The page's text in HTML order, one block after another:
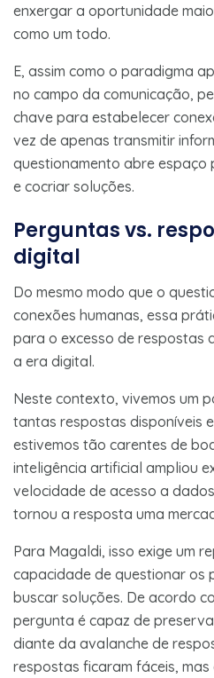
enxergar a oportunidade
como um todo.
E, assim como o paradigma
no campo da comunicação,
chave para estabelecer
vez de apenas transmitir
questionamento abre espaço
e cocriar soluções.
Perguntas vs.
digital
Do mesmo modo que o
conexões humanas, essa
para o excesso de respostas
a era digital.
Neste contexto, vivemos um
tantas respostas disponíveis
estivemos tão carentes de
inteligência artificial ampliou
velocidade de acesso a
tornou a resposta uma
Para Magaldi, isso exige um
capacidade de questionar os
buscar soluções. De acordo
pergunta é capaz de
diante da avalanche de
respostas ficaram fáceis,